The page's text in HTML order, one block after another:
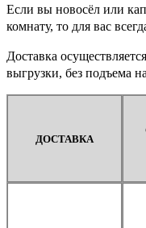
Если вы новосёл или
комнату, то для вас
Доставка
выгрузки, без подъема
ДОСТАВКА